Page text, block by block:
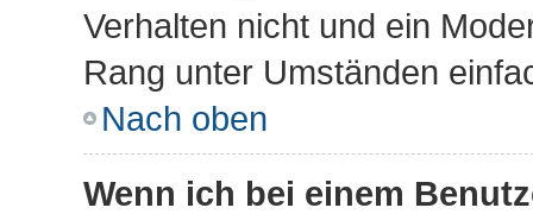
Verhalten nicht und ein
Rang unter Umständen
Nach oben
Wenn ich bei einem